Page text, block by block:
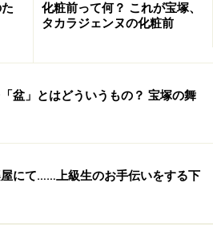
夢から始まった
アピールも
街で成り立っていた下北沢がな
国的に認知されるようになった
一人の男性の壮大な夢がありま
化粧前って何？ これが宝塚、
タカラジェンヌの化粧前
盆」とはどういうもの？ 宝塚の舞
にて……上級生のお手伝いをする下